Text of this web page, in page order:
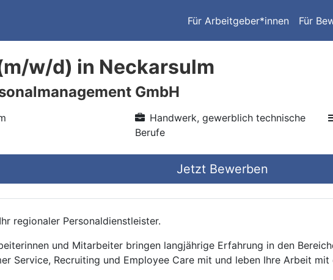
Für Arbeitgeber*innen Für
w/d) in Neckarsulm
GmbH
Handwerk, gewerblich technische
Berufe
Jetzt Bewerben
regionaler Personaldienstleister.
und Mitarbeiter bringen langjährige Erfahrung in den
Service, Recruiting und Employee Care mit und leben Ihre Arbeit